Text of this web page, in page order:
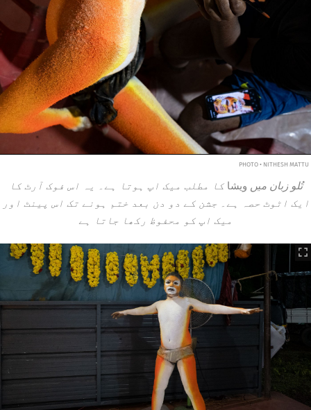
PHOTO • NITHESH MATTU
تُلو زبان میں ویشاکا مطلب میک اپ ہوتا ہے۔ یہ اس فوک آرٹ کا
ایک اٹوٹ حصہ ہے۔ جشن کے دو دن بعد ختم ہونے تک اس پینٹ اور
میک اپ کو محفوظ رکھا جاتا ہے